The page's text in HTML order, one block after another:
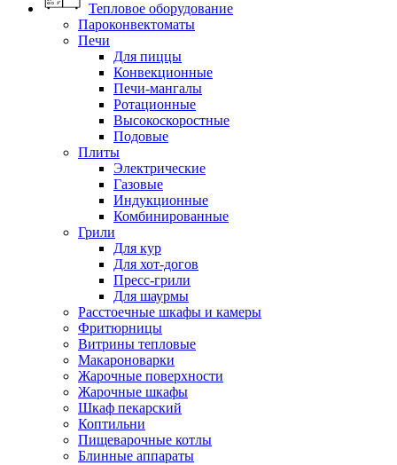
Тепловое оборудование
Пароконвектоматы
Печи
Для пиццы
Конвекционные
Печи-мангалы
Ротационные
Высокоскоростные
Подовые
Плиты
Электрические
Газовые
Индукционные
Комбинированные
Грили
Для кур
Для хот-догов
Пресс-грили
Для шаурмы
Расстоечные шкафы и камеры
Фритюрницы
Витрины тепловые
Макароноварки
Жарочные поверхности
Жарочные шкафы
Шкаф пекарский
Коптильни
Пищеварочные котлы
Блинные аппараты